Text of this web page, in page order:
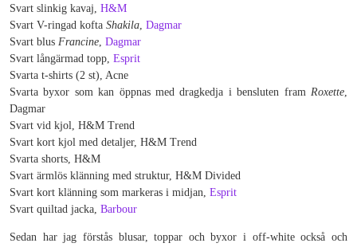
Svart slinkig kavaj, H&M
Svart V-ringad kofta Shakila, Dagmar
Svart blus Francine, Dagmar
Svart långärmad topp, Esprit
Svarta t-shirts (2 st), Acne
Svarta byxor som kan öppnas med dragkedja i bensluten fram Roxette,
Dagmar
Svart vid kjol, H&M Trend
Svart kort kjol med detaljer, H&M Trend
Svarta shorts, H&M
Svart ärmlös klänning med struktur, H&M Divided
Svart kort klänning som markeras i midjan, Esprit
Svart quiltad jacka, Barbour
Sedan har jag förstås blusar, toppar och byxor i off-white också och